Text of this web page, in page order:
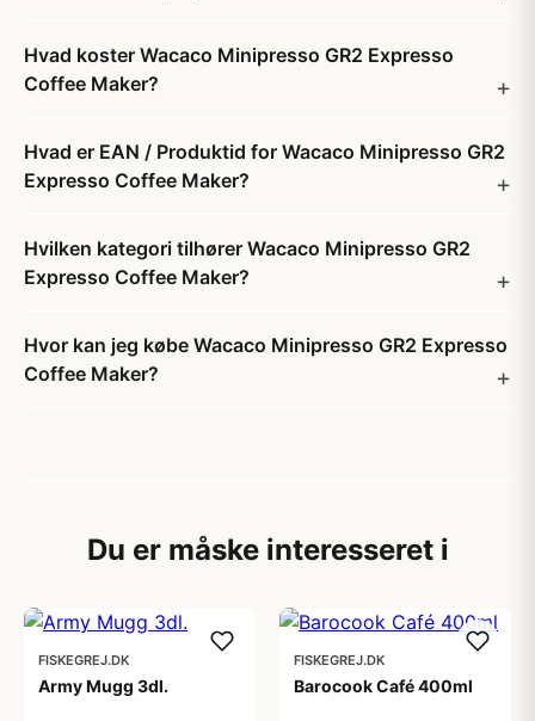
Hvad koster Wacaco Minipresso GR2 Expresso
Coffee Maker?
Hvad er EAN / Produktid for Wacaco Minipresso GR2
Expresso Coffee Maker?
Hvilken kategori tilhører Wacaco Minipresso GR2
Expresso Coffee Maker?
Hvor kan jeg købe Wacaco Minipresso GR2 Expresso
Coffee Maker?
Du er måske interesseret i
FISKEGREJ.DK
Army Mugg 3dl.
FISKEGREJ.DK
Barocook Café 400ml